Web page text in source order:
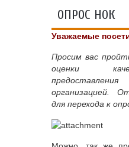
ОПРОС НОК
Уважаемые
Просим вас
оценки
организацией.
для перехода к